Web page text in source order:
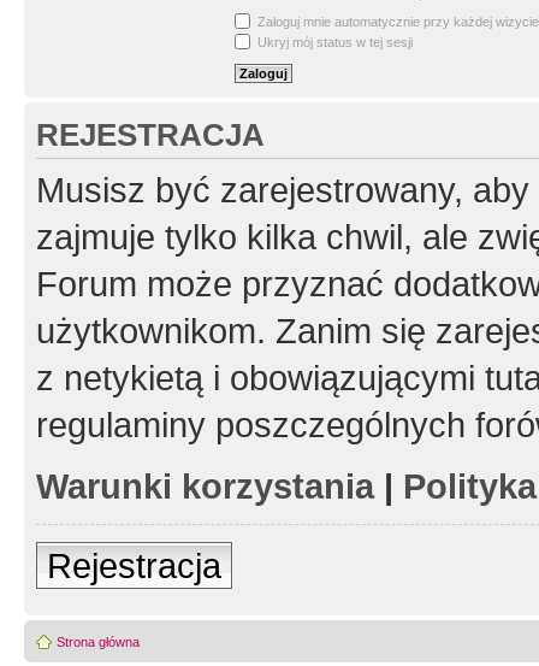
Zaloguj mnie automatycznie przy każdej wizycie
Ukryj mój status w tej sesji
REJESTRACJA
Musisz być zarejestrowany,
zajmuje tylko kilka chwil, ale
Forum może przyznać
użytkownikom. Zanim się
z netykietą i obowiązującymi
regulaminy poszczególnych
Warunki korzystania|
Rejestracja
Strona główna